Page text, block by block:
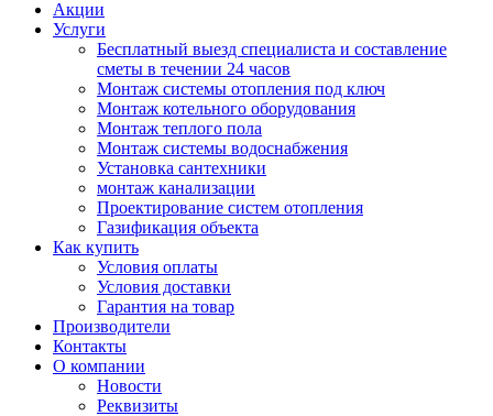
Акции
Услуги
Бесплатный выезд специалиста и составление
сметы в течении 24 часов
Монтаж системы отопления под ключ
Монтаж котельного оборудования
Монтаж теплого пола
Монтаж системы водоснабжения
Установка сантехники
монтаж канализации
Проектирование систем отопления
Газификация объекта
Как купить
Условия оплаты
Условия доставки
Гарантия на товар
Производители
Контакты
О компании
Новости
Реквизиты